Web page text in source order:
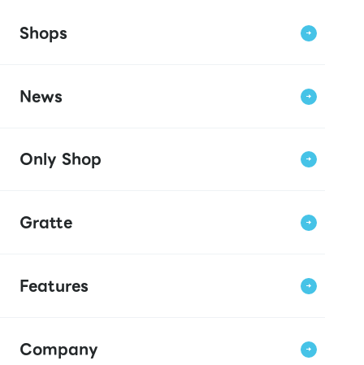
Shops
News
Only Shop
Gratte
Features
Company